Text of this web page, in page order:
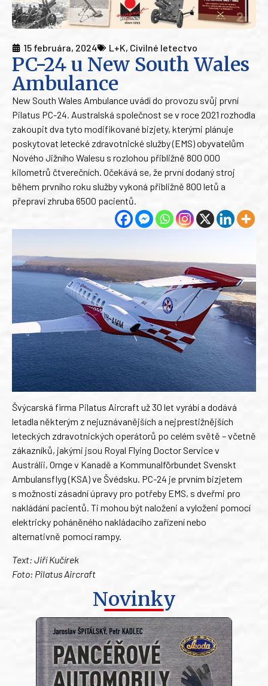
15 februára, 2024 L+K, Civilné letectvo
PC-24 u New South Wales
Ambulance
New South Wales Ambulance uvádí do provozu svůj první
Pilatus PC-24. Australská společnost se v roce 2021 rozhodla
zakoupit dva tyto modifikované bizjety, kterými plánuje
poskytovat letecké zdravotnické služby (EMS) obyvatelům
Nového Jižního Walesu s rozlohou přibližně 800 000
kilometrů čtverečních. Očekává se, že první dodaný stroj
během prvního roku služby vykoná přibližně 800 letů a
přepraví zhruba 6500 pacientů.
Švýcarská firma Pilatus Aircraft už 30 let vyrábí a dodává
letadla některým z nejuznávanějších a nejprestižnějších
leteckých zdravotnických operátorů po celém světě – včetně
zákazníků, jakými jsou Royal Flying Doctor Service v
Austrálii, Ornge v Kanadě a Kommunalförbundet Svenskt
Ambulansflyg (KSA) ve Švédsku. PC-24 je prvním bizjetem
s možností zásadní úpravy pro potřeby EMS, s dveřmi pro
nakládání pacientů. Ti mohou být naloženi a vyloženi pomocí
elektricky poháněného nakládacího zařízení nebo
alternativně pomocí rampy.
Text: Jiří Kučírek
Foto: Pilatus Aircraft
Novinky